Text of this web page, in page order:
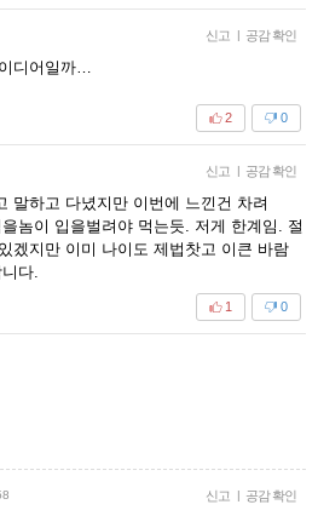
신고 | 공감 확인
디어일까…
0
2
신고 | 공감 확인
말하고 다녔지만 이번에 느낀건 차려
놈이 입을벌려야 먹는듯. 저게 한계임. 절
겠지만 이미 나이도 제법찻고 이큰 바람
다.
0
1
신고 | 공감 확인